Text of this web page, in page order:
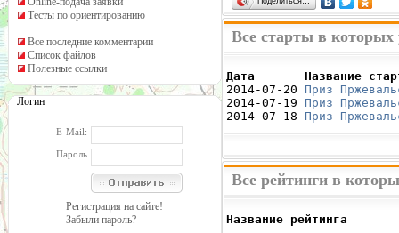
Тесты по ориентированию
Все последние комментарии
Список файлов
Полезные ссылки
Логин
E-Mail:
Пароль
Регистрация на сайте!
Забыли пароль?
Все старты в
Дата       Название
2014-07-20 Приз
2014-07-19 Приз
2014-07-18 Приз
Все рейтинги в
Название рейтинга